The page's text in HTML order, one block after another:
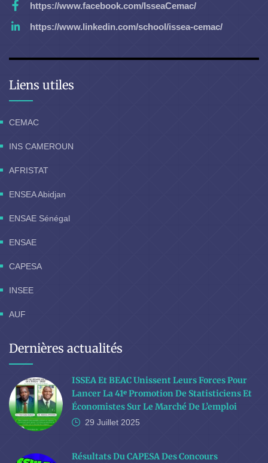
https://www.facebook.com/IsseaCemac/
https://www.linkedin.com/school/issea-cemac/
Liens utiles
CEMAC
INS CAMEROUN
AFRISTAT
ENSEA Abidjan
ENSAE Sénégal
ENSAE
CAPESA
INSEE
AUF
Dernières actualités
ISSEA Et BEAC Unissent Leurs Forces Pour
Lancer La 41ᵉ Promotion De Statisticiens Et
Économistes Sur Le Marché De L’emploi
29 Juillet 2025
Résultats Du CAPESA Des Concours